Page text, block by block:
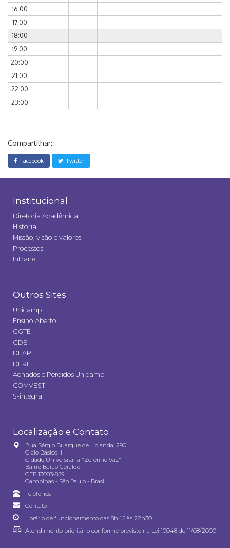
16:00
17:00
18:00
19:00
20:00
21:00
22:00
23:00
Compartilhar:
Facebook Twitter
Institucional
Diretoria Acadêmica
História
Missão, visão e valores
Processos
Intranet
Outros Sites
Unicamp
Ensino Aberto
GGTE
GDE
DEAPE
DERI
Achados e Perdidos Unicamp
COMVEST
S-integra
Localização e Contato
Rua Sérgio Buarque de Holanda, 290
Ciclo Básico II
Cidade Universitária "Zeferino Vaz"
Bairro Barão Geraldo
CEP 13083-859
Campinas - São Paulo - Brasil
Telefones
Contato
Horário de funcionamento das 8h45 às 22h30
Atendimento prioritário conforme previsto na Lei 10048 de 11/08/2000